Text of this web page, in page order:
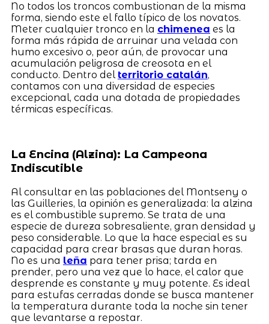
No todos los troncos combustionan de la misma
forma, siendo este el fallo típico de los novatos.
Meter cualquier tronco en la chimenea es la
forma más rápida de arruinar una velada con
humo excesivo o, peor aún, de provocar una
acumulación peligrosa de creosota en el
conducto. Dentro del territorio catalán,
contamos con una diversidad de especies
excepcional, cada una dotada de propiedades
térmicas específicas.
La Encina (Alzina): La Campeona
Indiscutible
Al consultar en las poblaciones del Montseny o
las Guilleries, la opinión es generalizada: la alzina
es el combustible supremo. Se trata de una
especie de dureza sobresaliente, gran densidad y
peso considerable. Lo que la hace especial es su
capacidad para crear brasas que duran horas.
No es una leña para tener prisa; tarda en
prender, pero una vez que lo hace, el calor que
desprende es constante y muy potente. Es ideal
para estufas cerradas donde se busca mantener
la temperatura durante toda la noche sin tener
que levantarse a repostar.